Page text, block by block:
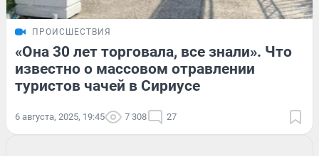
ПРОИСШЕСТВИЯ
«Она 30 лет торговала, все знали». Что
известно о массовом отравлении
туристов чачей в Сириусе
6 августа, 2025, 19:45 7 308 27